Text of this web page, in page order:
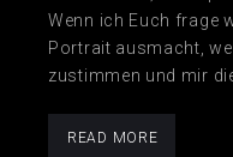
Wenn ich Euch frage
Portrait ausmacht,
zustimmen und mir
READ MORE